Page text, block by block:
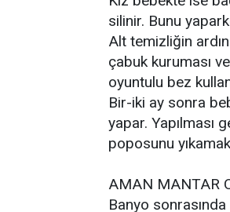
silinir. Bunu
Alt temizliğin
çabuk kuruması
oyuntulu bez
Bir-iki ay sonra
yapar. Yapılması
poposunu
AMAN MANTAR
Banyo